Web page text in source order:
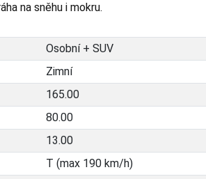
na sněhu i mokru.
Osobní + SUV
Zimní
165.00
80.00
13.00
T (max 190 km/h)